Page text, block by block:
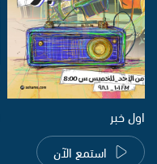
اول خبر
استمع الآن